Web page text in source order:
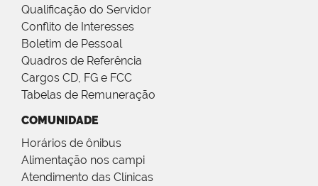
Qualificação do Servidor
Conflito de Interesses
Boletim de Pessoal
Quadros de Referência
Cargos CD, FG e FCC
Tabelas de Remuneração
COMUNIDADE
Horários de ônibus
Alimentação nos campi
Atendimento das Clínicas